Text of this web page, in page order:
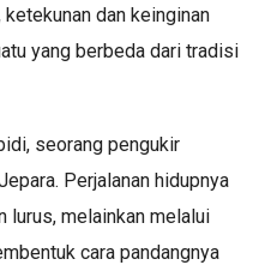
dan keinginan
yang berbeda dari tradisi
seorang pengukir
Perjalanan hidupnya
lurus, melainkan melalui
cara pandangnya